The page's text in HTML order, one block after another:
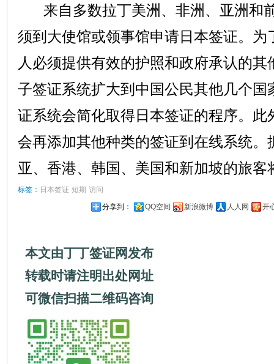
来自多数拉丁美洲、非洲、亚洲和
须到大使馆或领事馆申请日本签证。为
人必须提供有效的护照和政府承认的
子签证系统扩大到中国公民其他几个国
证系统会简化取得日本签证的程序。此
会再添加其他种类的签证到在线系统。
亚、香港、韩国、美国和新加坡的旅客
标签： 日本签证 短期 访问
分享到：
QQ空间 新浪微博 人人网 开
本文由丁丁签证网发布
转载时请注明出处网址
可微信扫描二维码咨询